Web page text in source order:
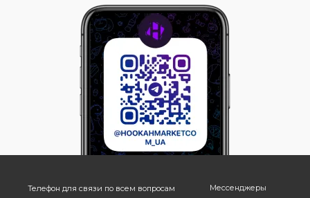
Телефон для связи по всем вопросам Мессенджеры